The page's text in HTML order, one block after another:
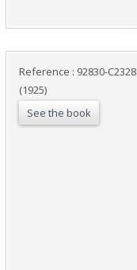
Reference : 92830-C2328
(1925)
See the book